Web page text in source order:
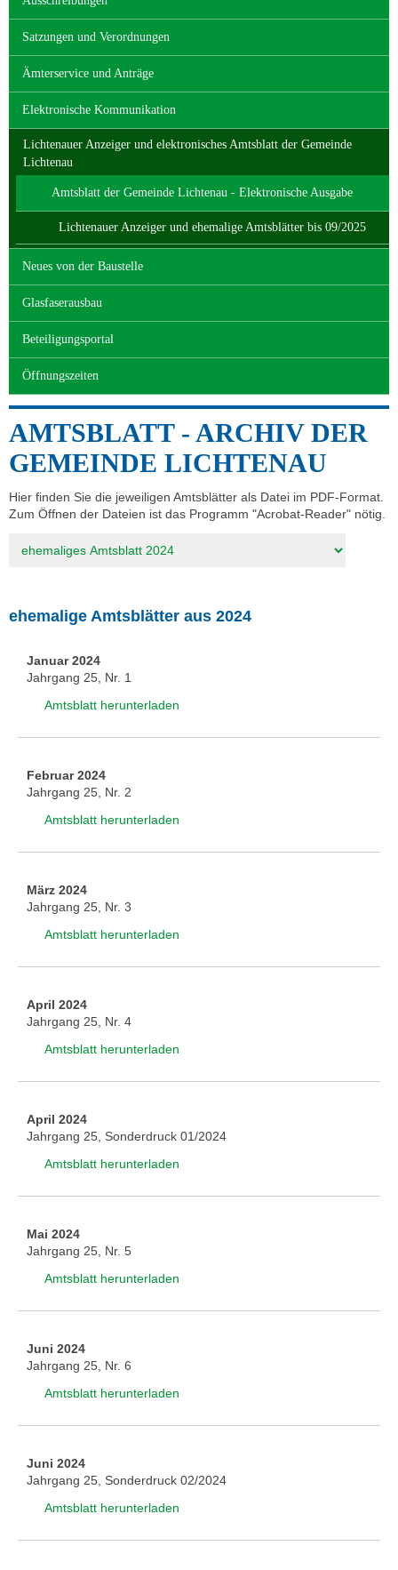
Satzungen und Verordnungen
Ämterservice und Anträge
Elektronische Kommunikation
Lichtenauer Anzeiger und elektronisches Amtsblatt der Gemeinde
Lichtenau
Amtsblatt der Gemeinde Lichtenau - Elektronische Ausgabe
Lichtenauer Anzeiger und ehemalige Amtsblätter bis 09/2025
Neues von der Baustelle
Glasfaserausbau
Beteiligungsportal
Öffnungszeiten
AMTSBLATT - ARCHIV DER
GEMEINDE LICHTENAU
Hier finden Sie die jeweiligen Amtsblätter als Datei im PDF-Format.
Zum Öffnen der Dateien ist das Programm "Acrobat-Reader" nötig.
ehemalige Amtsblätter aus 2024
Januar 2024
Jahrgang 25, Nr. 1
Amtsblatt herunterladen
Februar 2024
Jahrgang 25, Nr. 2
Amtsblatt herunterladen
März 2024
Jahrgang 25, Nr. 3
Amtsblatt herunterladen
April 2024
Jahrgang 25, Nr. 4
Amtsblatt herunterladen
April 2024
Jahrgang 25, Sonderdruck 01/2024
Amtsblatt herunterladen
Mai 2024
Jahrgang 25, Nr. 5
Amtsblatt herunterladen
Juni 2024
Jahrgang 25, Nr. 6
Amtsblatt herunterladen
Juni 2024
Jahrgang 25, Sonderdruck 02/2024
Amtsblatt herunterladen